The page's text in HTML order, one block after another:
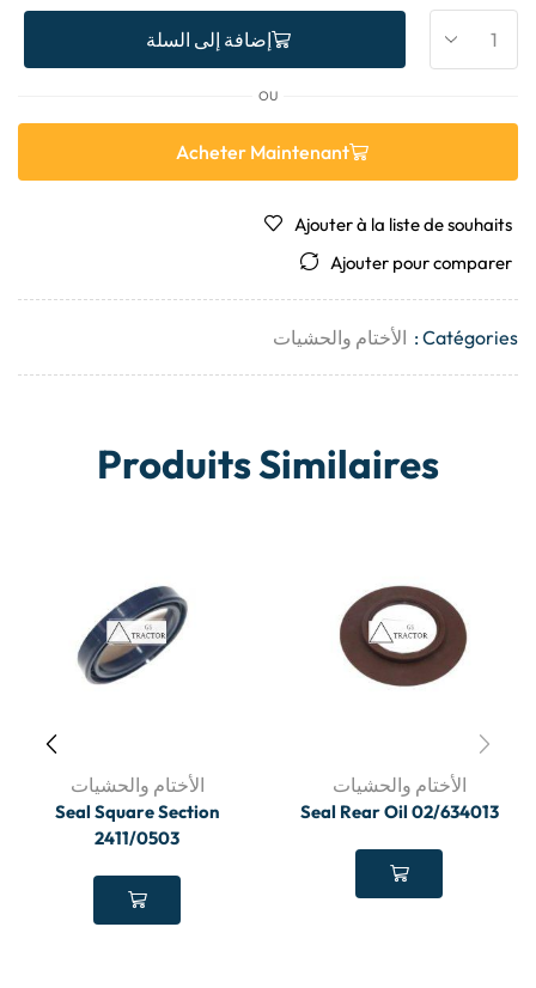
إضافة إلى السلة
OU
Acheter Maintenant
Ajouter à la liste de souhaits
Ajouter pour comparer
Catégories : الأختام والحشيات
Produits Similaires
الأختام والحشيات
Seal Rear Oil 02/634013
الأختام والحشيات
Seal Square Section
2411/0503